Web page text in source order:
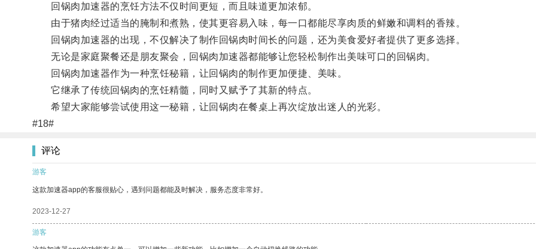
回锅肉加速器的烹饪方法不仅时间更短，而且味道更加浓郁。
由于猪肉经过适当的腌制和煮熟，使其更容易入味，每一口都能尽享肉质的鲜嫩和调料的香辣。
回锅肉加速器的出现，不仅解决了制作回锅肉时间长的问题，还为美食爱好者提供了更多选择。
无论是家庭聚餐还是朋友聚会，回锅肉加速器都能够让您轻松制作出美味可口的回锅肉。
回锅肉加速器作为一种烹饪秘籍，让回锅肉的制作更加便捷、美味。
它继承了传统回锅肉的烹饪精髓，同时又赋予了其新的特点。
希望大家能够尝试使用这一秘籍，让回锅肉在餐桌上再次绽放出迷人的光彩。
#18#
评论
游客
这款加速器app的客服很贴心，遇到问题都能及时解决，服务态度非常好。
2023-12-27
游客